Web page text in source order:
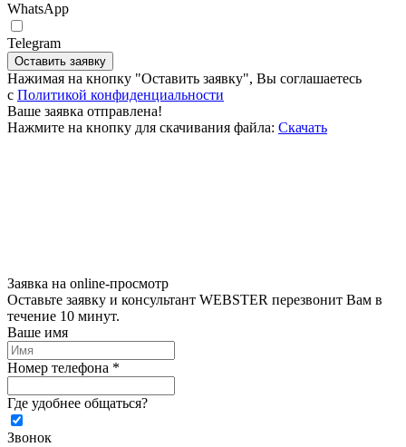
WhatsApp
Telegram
Оставить заявку
Нажимая на кнопку "Оставить заявку", Вы соглашаетесь
c Политикой конфиденциальности
Ваше заявка отправлена!
Нажмите на кнопку для скачивания файла: Скачать
Заявка на online-просмотр
Оставьте заявку и консультант WEBSTER перезвонит Вам в
течение 10 минут.
Ваше имя
Номер телефона *
Где удобнее общаться?
Звонок